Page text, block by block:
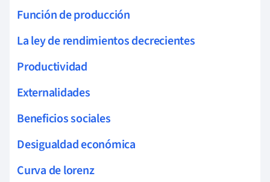
Función de producción
La ley de rendimientos decrecientes
Productividad
Externalidades
Beneficios sociales
Desigualdad económica
Curva de lorenz